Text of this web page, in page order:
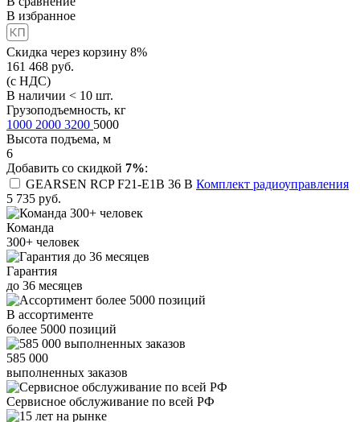
В избранное
Скидка через корзину 8%
161 468 руб.
(с НДС)
В наличии < 10 шт.
Грузоподъемность, кг
1000 2000 3200 5000
Высота подъема, м
6
Добавить со скидкой 7%:
GEARSEN RCP F21-E1B 36 B Комплект радиоуправления
5 735 руб.
Команда
300+ человек
Гарантия
до 36 месяцев
В ассортименте
более 5000 позиций
585 000
выполненных заказов
Сервисное обслуживание по всей РФ